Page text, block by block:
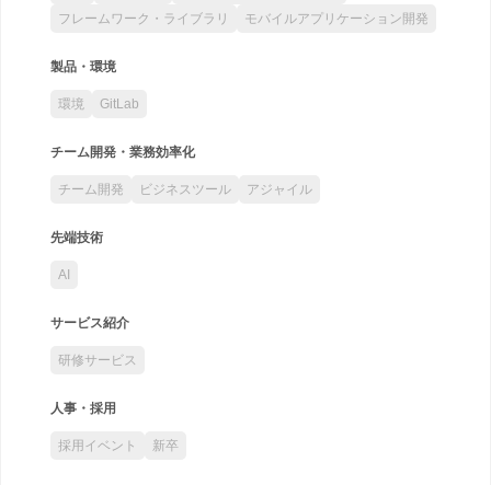
フレームワーク・ライブラリ
モバイルアプリケーション開発
製品・環境
環境 GitLab
チーム開発・業務効率化
チーム開発 ビジネスツール アジャイル
先端技術
AI
サービス紹介
研修サービス
人事・採用
採用イベント 新卒